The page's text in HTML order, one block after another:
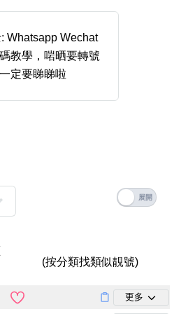
尾 9字頭 6字頭
無4字
生天延 全吉星(全號)
清除全部分類
五行
Whatsapp Wechat
教學，啱晒要轉號
定要睇睇啦
(按分類找類似靚號)
更多